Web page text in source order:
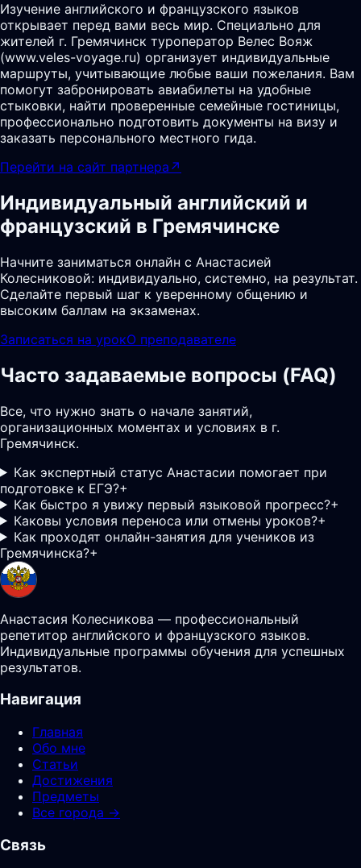
Изучение английского и французского языков
открывает перед вами весь мир. Специально для
жителей г. Гремячинск туроператор Велес Вояж
(www.veles-voyage.ru) организует индивидуальные
маршруты, учитывающие любые ваши пожелания. Вам
помогут забронировать авиабилеты на удобные
стыковки, найти проверенные семейные гостиницы,
профессионально подготовить документы на визу и
заказать персонального местного гида.
Перейти на сайт партнера ↗
Индивидуальный английский и
французский в Гремячинске
Начните заниматься онлайн с Анастасией
Колесниковой: индивидуально, системно, на результат.
Сделайте первый шаг к уверенному общению и
высоким баллам на экзаменах.
Записаться на урокО преподавателе
Часто задаваемые вопросы (FAQ)
Все, что нужно знать о начале занятий,
организационных моментах и условиях в г.
Гремячинск.
Как экспертный статус Анастасии помогает при
подготовке к ЕГЭ?+
Как быстро я увижу первый языковой прогресс?+
Каковы условия переноса или отмены уроков?+
Как проходят онлайн-занятия для учеников из
Гремячинска?+
Анастасия Колесникова — профессиональный
репетитор английского и французского языков.
Индивидуальные программы обучения для успешных
результатов.
Навигация
Главная
Обо мне
Статьи
Достижения
Предметы
Все города →
Связь